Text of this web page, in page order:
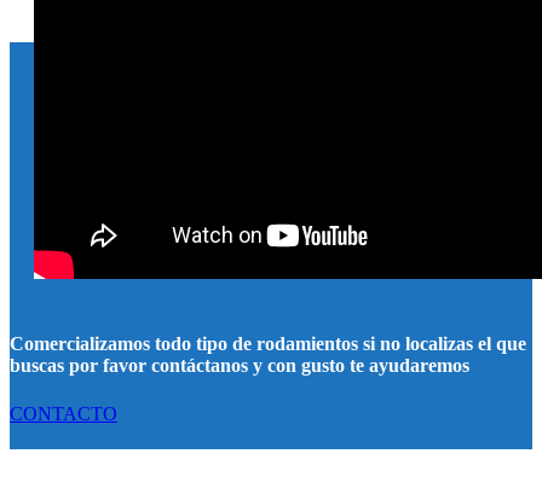
Comercializamos todo tipo de rodamientos si no localizas el que
buscas por favor contáctanos y con gusto te ayudaremos
CONTACTO